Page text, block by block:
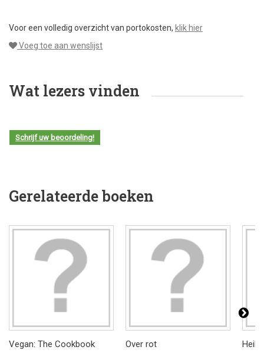
Voor een volledig overzicht van portokosten, klik hier
Voeg toe aan wenslijst
Wat lezers vinden
Schrijf uw beoordeling!
Gerelateerde boeken
Vegan: The Cookbook Over rot